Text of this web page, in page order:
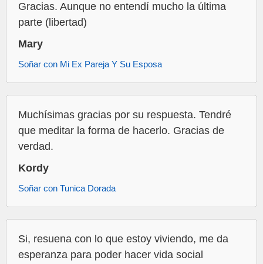
Gracias. Aunque no entendí mucho la última
parte (libertad)
Mary
Soñar con Mi Ex Pareja Y Su Esposa
Muchísimas gracias por su respuesta. Tendré
que meditar la forma de hacerlo. Gracias de
verdad.
Kordy
Soñar con Tunica Dorada
Si, resuena con lo que estoy viviendo, me da
esperanza para poder hacer vida social